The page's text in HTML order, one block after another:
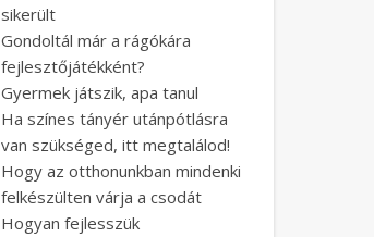
sikerült
Gondoltál már a rágókára
fejlesztőjátékként?
Gyermek játszik, apa tanul
Ha színes tányér utánpótlásra
van szükséged, itt megtalálod!
Hogy az otthonunkban mindenki
felkészülten várja a csodát
Hogyan fejlesszük